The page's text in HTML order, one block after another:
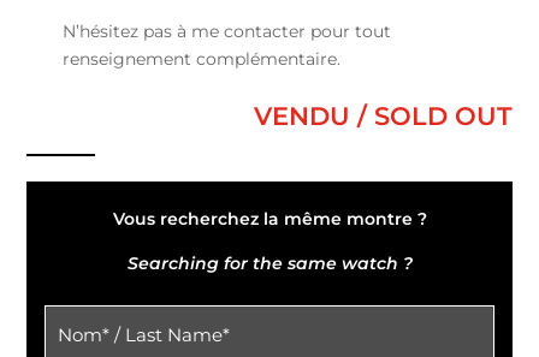
N’hésitez pas à me contacter pour tout
renseignement complémentaire.
VENDU / SOLD OUT
Vous recherchez la même montre ?
Searching for the same watch ?